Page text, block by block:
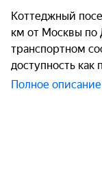
Коттеджный поселок «АкваВилла» расположен в 43
км от Москвы по
транспортном
доступность как
Полное описание